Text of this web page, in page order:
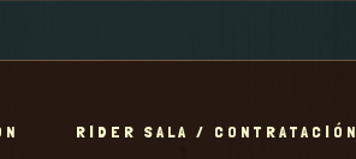
RIDER SALA / CONTRATACIÓN